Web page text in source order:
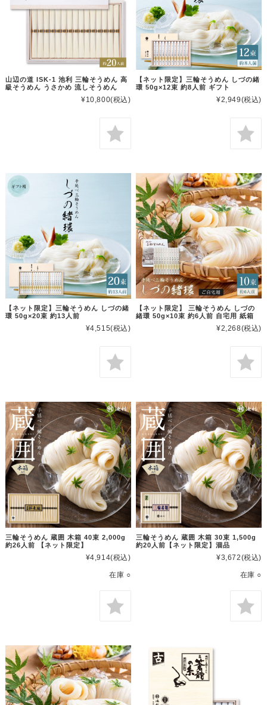
山辺の道 ISK-1 池利 三輪そうめん 高
級そうめん うさかめ 流しそうめん
¥10,800(税込)
【ネット限定】三輪そうめん しづの緒
環 50g×12束 約8人前 ギフト
¥2,949(税込)
【ネット限定】三輪そうめん しづの緒
環 50g×20束 約13人前
¥4,515(税込)
【ネット限定】 三輪そうめん しづの
緒環 50g×10束 約6人前 自宅用 紙箱
¥2,268(税込)
三輪そうめん 蔵囲 木箱 40束 2,000g
約26人前 【ネット限定】
¥4,914(税込)
在庫 ○
三輪そうめん 蔵囲 木箱 30束 1,500g
約20人前【ネット限定】涸品
¥3,672(税込)
在庫 ○